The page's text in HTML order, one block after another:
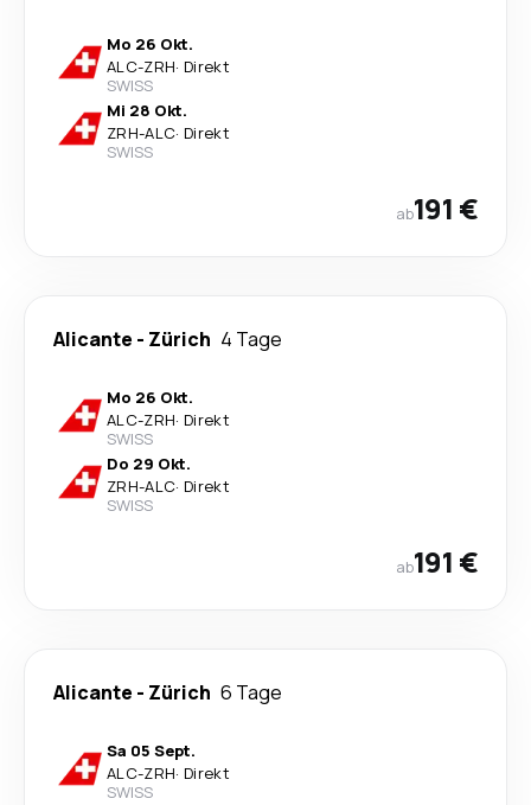
Mo 26 Okt.
ALC-ZRH· Direkt
SWISS
Mi 28 Okt.
ZRH-ALC· Direkt
SWISS
ab191 €
Alicante - Zürich 4 Tage
Mo 26 Okt.
ALC-ZRH· Direkt
SWISS
Do 29 Okt.
ZRH-ALC· Direkt
SWISS
ab191 €
Alicante - Zürich 6 Tage
Sa 05 Sept.
ALC-ZRH· Direkt
SWISS